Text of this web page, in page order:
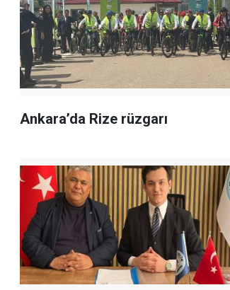
Ankara’da Rize rüzgarı